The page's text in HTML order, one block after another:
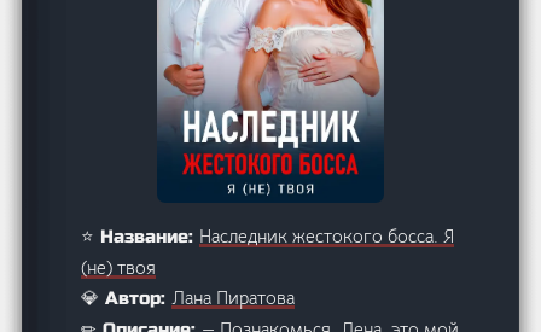
⭐ Название: Наследник жестокого босса. Я
(не) твоя
💎 Автор:Лана Пиратова